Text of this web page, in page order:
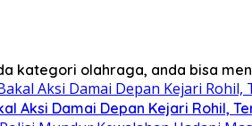
kategori olahraga, anda bisa
Aksi Damai Depan Kejari Rohil,